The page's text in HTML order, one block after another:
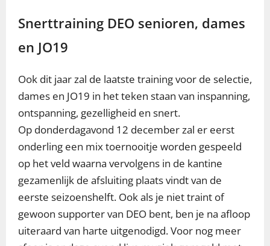
Snerttraining DEO senioren, dames
en JO19
Ook dit jaar zal de laatste training voor de selectie,
dames en JO19 in het teken staan van inspanning,
ontspanning, gezelligheid en snert.
Op donderdagavond 12 december zal er eerst
onderling een mix toernooitje worden gespeeld
op het veld waarna vervolgens in de kantine
gezamenlijk de afsluiting plaats vindt van de
eerste seizoenshelft. Ook als je niet traint of
gewoon supporter van DEO bent, ben je na afloop
uiteraard van harte uitgenodigd. Voor nog meer